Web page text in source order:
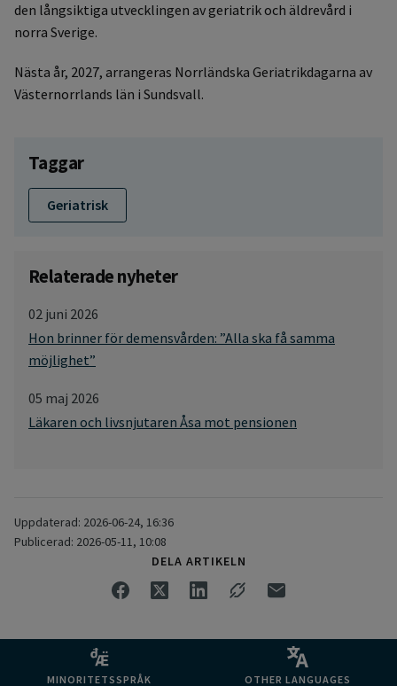
den långsiktiga utvecklingen av geriatrik och äldrevård i
norra Sverige.
Nästa år, 2027, arrangeras Norrländska Geriatrikdagarna av
Västernorrlands län i Sundsvall.
Taggar
Geriatrisk
Relaterade nyheter
02 juni 2026
Hon brinner för demensvården: ”Alla ska få samma
möjlighet”
05 maj 2026
Läkaren och livsnjutaren Åsa mot pensionen
Uppdaterad: 2026-06-24, 16:36
Publicerad: 2026-05-11, 10:08
DELA ARTIKELN
MINORITETSSPRÅK OTHER LANGUAGES